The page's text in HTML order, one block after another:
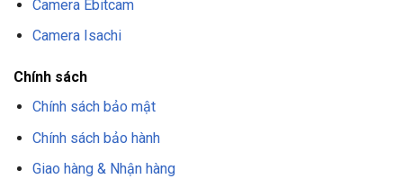
Bảo hành
Chất liệu:
Trọng lượng 405g
Camera Ebitcam
Camera Isachi
Chính sách
Chính sách bảo mật
Chính sách bảo hành
Giao hàng & Nhận hàng